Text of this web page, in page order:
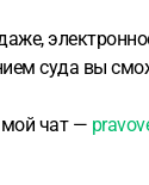
суда вы
мой чат —